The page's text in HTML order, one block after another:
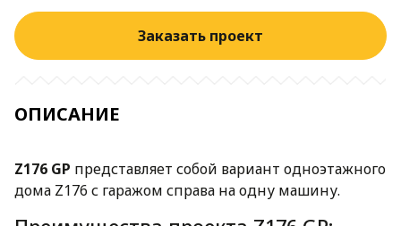
Заказать проект
ОПИСАНИЕ
Z176 GP представляет собой вариант одноэтажного
дома Z176 с гаражом справа на одну машину.